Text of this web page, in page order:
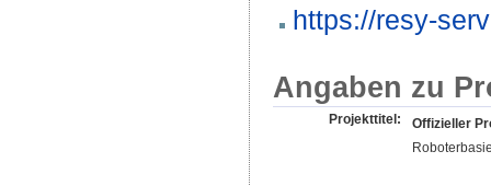
https://resy-
Angaben zu
Projekttitel:
Offizieller